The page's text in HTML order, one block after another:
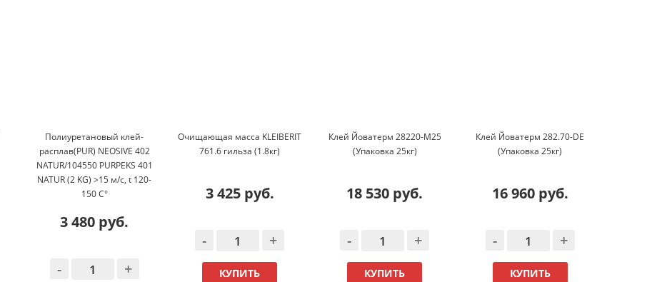
Полиуретановый клей-
расплав(PUR) NEOSIVE 402
NATUR/104550 PURPEKS 401
NATUR (2 KG) >15 м/c, t 120-
150 C°
3 480 руб.
- +
Очищающая масса KLEIBERIT
761.6 гильза (1.8кг)
3 425 руб.
- +
КУПИТЬ
Клей Йоватерм 28220-М25
(Упаковка 25кг)
18 530 руб.
- +
КУПИТЬ
Клей Йоватерм 282.70-DE
(Упаковка 25кг)
16 960 руб.
- +
КУПИТЬ